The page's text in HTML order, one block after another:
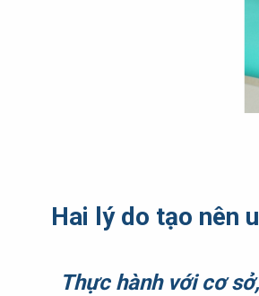
Hai lý do tạo nên
Thực hành với cơ